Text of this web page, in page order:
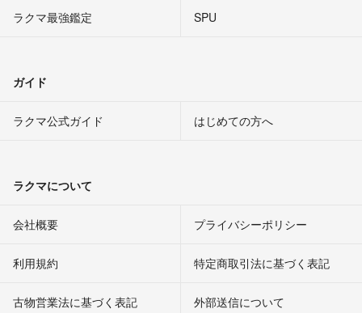
ラクマ最強鑑定
SPU
ガイド
ラクマ公式ガイド はじめての方へ
ラクマについて
会社概要 プライバシーポリシー
利用規約 特定商取引法に基づく表記
古物営業法に基づく表記 外部送信について